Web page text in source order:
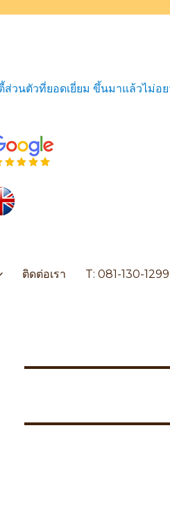
ส่วนตัวที่ยอดเยี่ยม ขึ้นมาแล้วไม่อย
ติดต่อเรา T: 081-130-1299